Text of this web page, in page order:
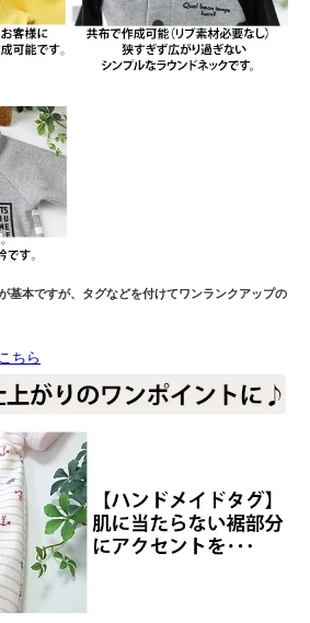
基本ですが、タグなどを付けてワンランクアップの
ちら